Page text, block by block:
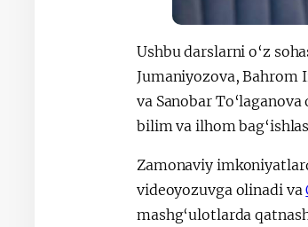
Ushbu darslarni o‘z
Jumaniyozova, Bahrom
va Sanobar
bilim va ilhom
Zamonaviy
videoyozuvga olinadi va
mashg‘ulotlarda